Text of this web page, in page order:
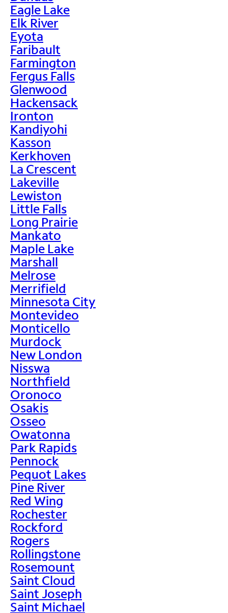
Eagle Lake
Elk River
Eyota
Faribault
Farmington
Fergus Falls
Glenwood
Hackensack
Ironton
Kandiyohi
Kasson
Kerkhoven
La Crescent
Lakeville
Lewiston
Little Falls
Long Prairie
Mankato
Maple Lake
Marshall
Melrose
Merrifield
Minnesota City
Montevideo
Monticello
Murdock
New London
Nisswa
Northfield
Oronoco
Osakis
Osseo
Owatonna
Park Rapids
Pennock
Pequot Lakes
Pine River
Red Wing
Rochester
Rockford
Rogers
Rollingstone
Rosemount
Saint Cloud
Saint Joseph
Saint Michael